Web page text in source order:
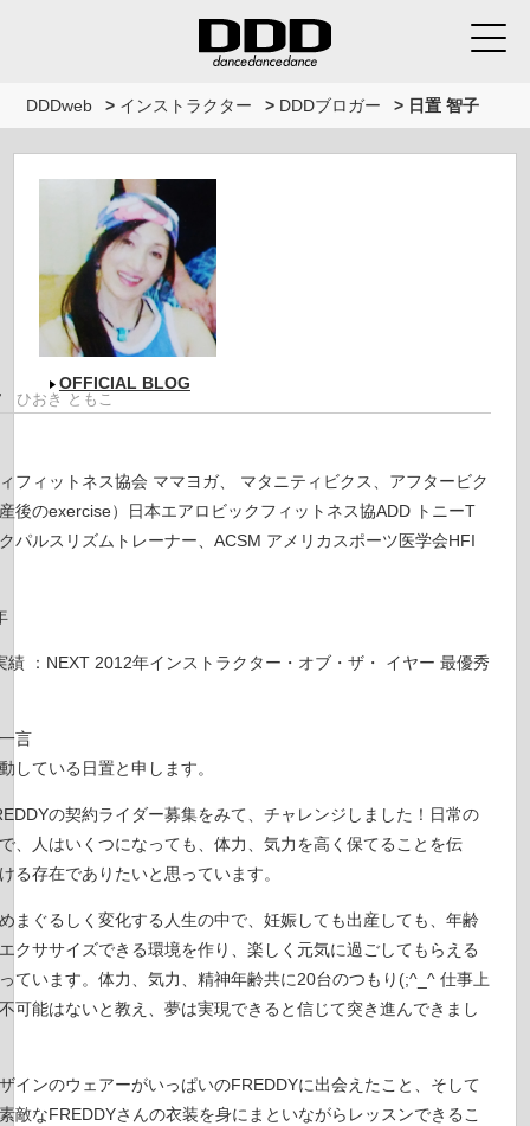
DDDweb > インストラクター > DDDブロガー > 日置 智子
OFFICIAL BLOG
ひおき ともこ
フィットネス協会 ママヨガ、 マタニティビクス、アフタービク
後のexercise）日本エアロビックフィットネス協ADD トニーT
パルスリズムトレーナー、ACSM アメリカスポーツ医学会HFI
績 ：NEXT 2012年インストラクター・オブ・ザ・ イヤー 最優秀
言
している日置と申します。
の契約ライダー募集をみて、チャレンジしました！日常の
、人はいくつになっても、体力、気力を高く保てることを伝
る存在でありたいと思っています。
まぐるしく変化する人生の中で、妊娠しても出産しても、年齢
クササイズできる環境を作り、楽しく元気に過ごしてもらえる
ています。体力、気力、精神年齢共に20台のつもり(;^_^ 仕事上
可能はないと教え、夢は実現できると信じて突き進んできまし
インのウェアーがいっぱいのFREDDYに出会えたこと、そして
敵なFREDDYさんの衣装を身にまといながらレッスンできるこ